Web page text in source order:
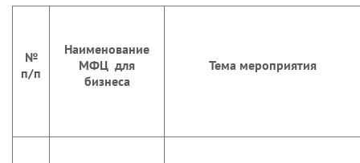
№
п/п
Наименование
МФЦ для
бизнеса
Тема мероприятия